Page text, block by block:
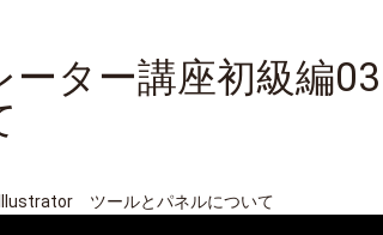
ーター講座初級編
ツールとパネルについて